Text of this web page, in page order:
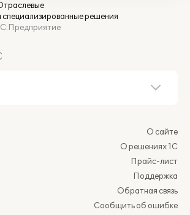
специализированные решения
О сайте
О решениях 1С
Прайс-лист
Поддержка
Обратная связь
Сообщить об ошибке